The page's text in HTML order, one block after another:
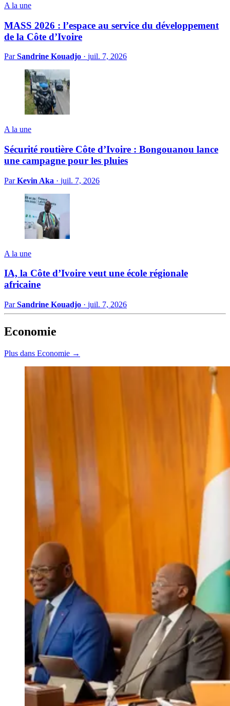
A la une
MASS 2026 : l’espace au service du développement
de la Côte d’Ivoire
ParSandrine Kouadjo · juil. 7, 2026
A la une
Sécurité routière Côte d’Ivoire : Bongouanou lance
une campagne pour les pluies
ParKevin Aka · juil. 7, 2026
A la une
IA, la Côte d’Ivoire veut une école régionale
africaine
ParSandrine Kouadjo · juil. 7, 2026
Economie
Plus dans Economie →